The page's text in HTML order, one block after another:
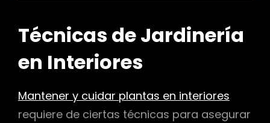
Técnicas de Jardinería
en Interiores
Mantener y cuidar plantas en interiores
requiere de ciertas técnicas para asegurar